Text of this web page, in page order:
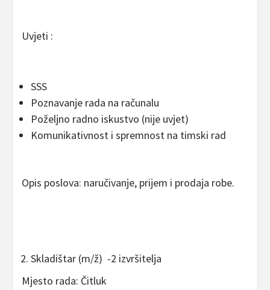
Uvjeti :
SSS
Poznavanje rada na računalu
Poželjno radno iskustvo (nije uvjet)
Komunikativnost i spremnost na timski rad
Opis poslova: naručivanje, prijem i prodaja robe.
Skladištar (m/ž) -2 izvršitelja
Mjesto rada: Čitluk